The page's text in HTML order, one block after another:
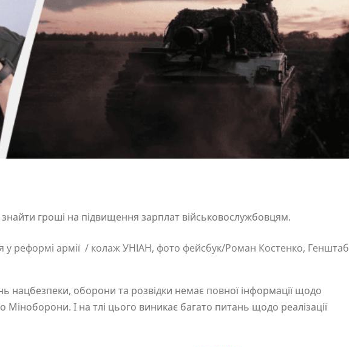
гроші на підвищення зарплат військовослужбовцям.
у реформі армії / колаж УНІАН, фото фейсбук/Роман Костенко, Генштаб
нацбезпеки, оборони та розвідки немає повної інформації щодо
Міноборони. І на тлі цього виникає багато питань щодо реалізації